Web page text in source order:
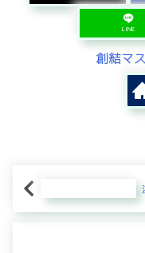
LINE
創結マ